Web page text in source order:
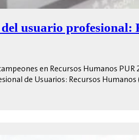
usuario profesional:
en Recursos Humanos
de Usuarios: Recursos